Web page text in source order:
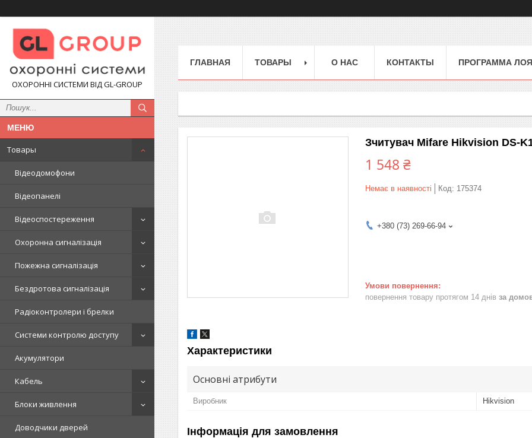
ОХОРОННІ СИСТЕМИ ВІД GL-GROUP
Товары
Відеодомофони
Відеопанелі
Відеоспостереження
Охоронна сигналізація
Пожежна сигналізація
Бездротова сигналізація
Радіоконтролери і брелки
Системи контролю доступу
Акумулятори
Кабель
Блоки живлення
Доводчики дверей
ГЛАВНАЯ ТОВАРЫ О НАС КОНТАКТЫ ПРОГРАММА
Зчитувач Mifare Hikvision DS-
1 548 ₴
Немає в наявності Код: 175374
+380 (73) 269-66-94
повернення товару протягом 14 днів за
Характеристики
Основні атрибути
Виробник Hikvision
Інформація для замовлення